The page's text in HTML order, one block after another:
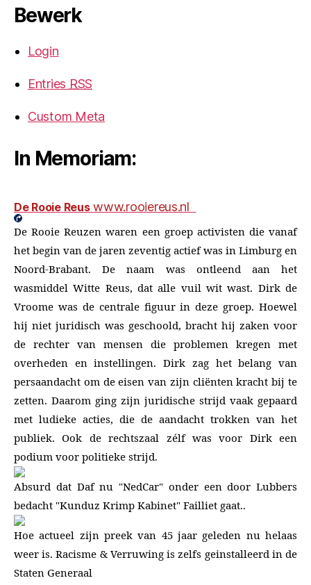
Bewerk
Login
Entries RSS
Custom Meta
In Memoriam:
De Rooie Reus www.rooiereus.nl
De Rooie Reuzen waren een groep activisten die vanaf
het begin van de jaren zeventig actief was in Limburg en
Noord-Brabant. De naam was ontleend aan het
wasmiddel Witte Reus, dat alle vuil wit wast. Dirk de
Vroome was de centrale figuur in deze groep. Hoewel
hij niet juridisch was geschoold, bracht hij zaken voor
de rechter van mensen die problemen kregen met
overheden en instellingen. Dirk zag het belang van
persaandacht om de eisen van zijn cliënten kracht bij te
zetten. Daarom ging zijn juridische strijd vaak gepaard
met ludieke acties, die de aandacht trokken van het
publiek. Ook de rechtszaal zélf was voor Dirk een
podium voor politieke strijd.
Absurd dat Daf nu "NedCar" onder een door Lubbers
bedacht "Kunduz Krimp Kabinet" Failliet gaat..
Hoe actueel zijn preek van 45 jaar geleden nu helaas
weer is. Racisme & Verruwing is zelfs geinstalleerd in de
Staten Generaal